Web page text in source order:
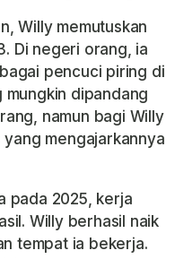
Willy memutuskan
Di negeri orang, ia
pencuci piring di
dipandang
namun bagi Willy
mengajarkannya
pada 2025, kerja
Willy berhasil naik
tempat ia bekerja.